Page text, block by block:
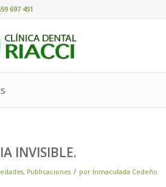
697 451
INVISIBLE.
, Publicaciones / por Inmaculada Cedeño